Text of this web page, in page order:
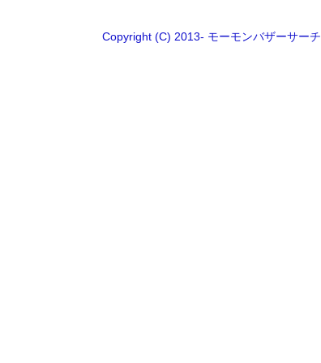
Copyright (C) 2013- モーモンバザーサーチ.